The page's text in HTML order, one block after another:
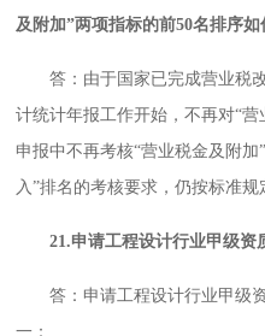
及附加”两项指标的前50名排序如
答：由于国家已完成营业税改
计统计年报工作开始，不再对“
申报中不再考核“营业税金及附
入”排名的考核要求，仍按标准规
21.申请工程设计行业甲级资
答：申请工程设计行业甲级资
一：